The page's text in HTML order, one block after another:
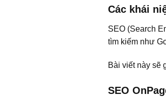
Các khái
SEO (Search
tìm kiếm như
Bài viết này sẽ
SEO